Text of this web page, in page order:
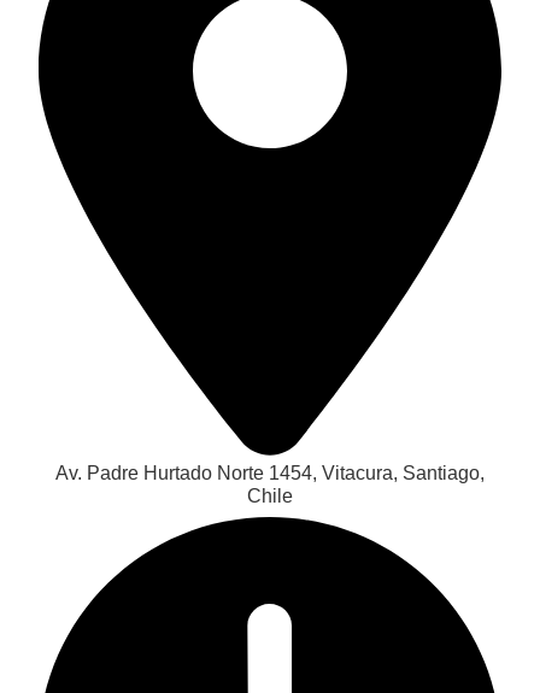
Av. Padre Hurtado Norte 1454, Vitacura, Santiago,
Chile